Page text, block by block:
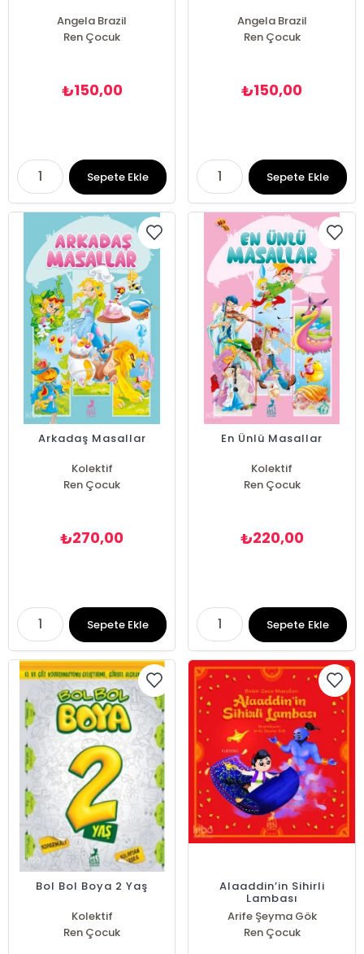
Angela Brazil
Ren Çocuk
₺150,00
Sepete Ekle
Angela Brazil
Ren Çocuk
₺150,00
Sepete Ekle
Arkadaş Masallar
Kolektif
Ren Çocuk
₺270,00
Sepete Ekle
En Ünlü Masallar
Kolektif
Ren Çocuk
₺220,00
Sepete Ekle
Bol Bol Boya 2 Yaş
Kolektif
Ren Çocuk
Alaaddin’in Sihirli
Lambası
Arife Şeyma Gök
Ren Çocuk